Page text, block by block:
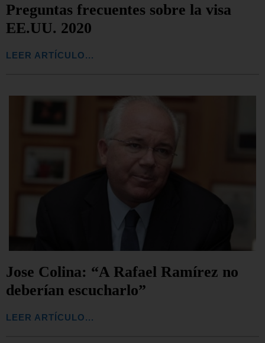
Preguntas frecuentes sobre la visa
EE.UU. 2020
LEER ARTÍCULO...
Jose Colina: “A Rafael Ramírez no
deberían escucharlo”
LEER ARTÍCULO...